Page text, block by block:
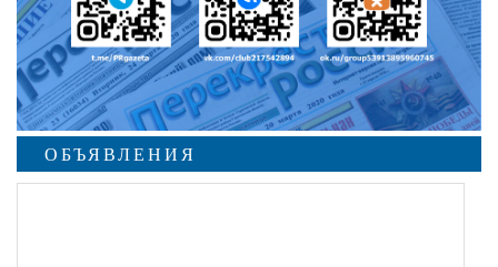
ОБЪЯВЛЕНИЯ